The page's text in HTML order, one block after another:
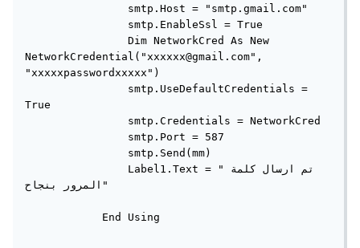
                smtp.Host = "smtp.gmail.com"
                smtp.EnableSsl = True
                Dim NetworkCred As New
NetworkCredential("xxxxxx@gmail.com",
"xxxxxpasswordxxxxx")
                smtp.UseDefaultCredentials =
True
                smtp.Credentials = NetworkCred
                smtp.Port = 587
                smtp.Send(mm)
                Label1.Text = "تم ارسال كلمة
المرور بنجاح"
            End Using